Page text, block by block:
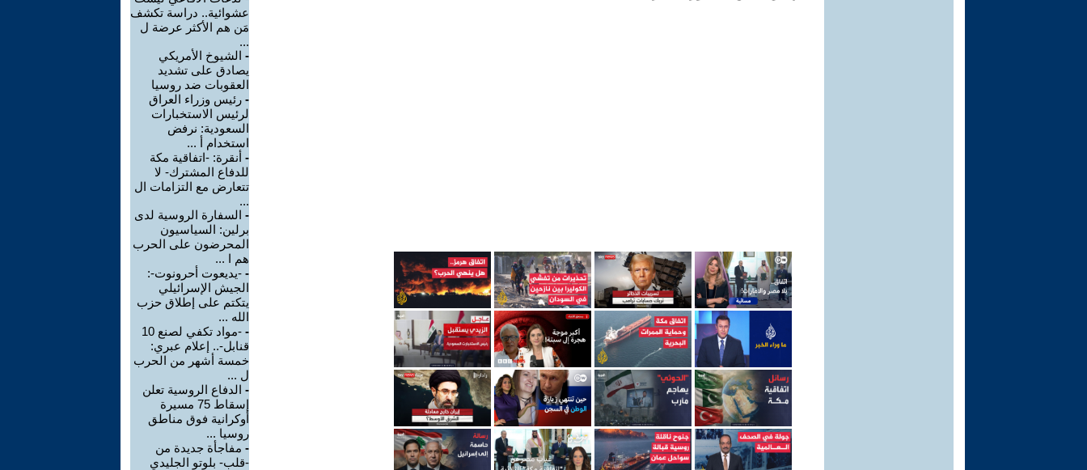
عشوائية.. دراسة تكشف
مَن هم الأكثر عرضة ل
...
- الشيوخ الأمريكي
يصادق على تشديد
العقوبات ضد روسيا
- رئيس وزراء العراق
لرئيس الاستخبارات
السعودية: نرفض
استخدام أ ...
- أنقرة: -اتفاقية مكة
للدفاع المشترك- لا
تتعارض مع التزامات ال
...
- السفارة الروسية لدى
برلين: السياسيون
المحرضون على الحرب
هم ا ...
- -يديعوت أحرونوت-:
الجيش الإسرائيلي
يتكتم على إطلاق حزب
الله ...
-
-مواد تكفي لصنع 10
قنابل-.. إعلام عبري:
خمسة أشهر من الحرب
ل ...
- الدفاع الروسية تعلن
إسقاط 75 مسيرة
أوكرانية فوق مناطق
روسيا ...
- مفاجأة جديدة من
-قلب- بلوتو الجليدي